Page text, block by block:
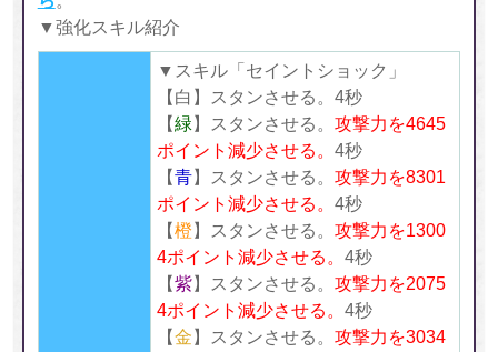
▼強化スキル紹介
▼スキル「セイントショック」
【白】スタンさせる。4秒
【緑 】スタンさせる。 攻撃力を4645
ポイント減少させる。 4秒
【青】スタンさせる。 攻撃力を8301
ポイント減少させる。 4秒
【橙】スタンさせる。 攻撃力を1300
4ポイント減少させる。 4秒
【紫】スタンさせる。 攻撃力を2075
4ポイント減少させる。 4秒
【金 】スタンさせる。 攻撃力を3034